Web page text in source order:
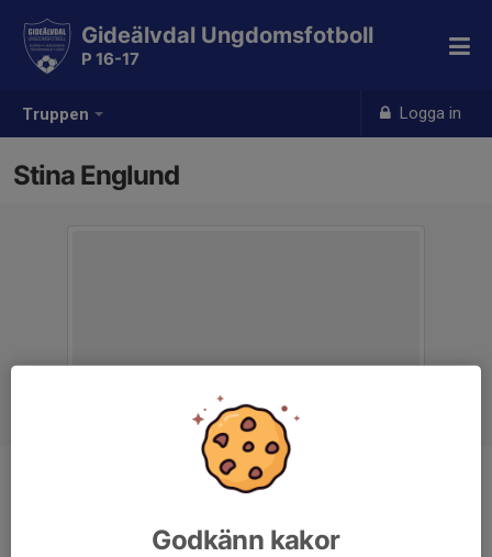
Truppen Logga in
Gideälvdal Ungdomsfotboll
P 16-17
Stina Englund
Lagledare
Godkänn kakor